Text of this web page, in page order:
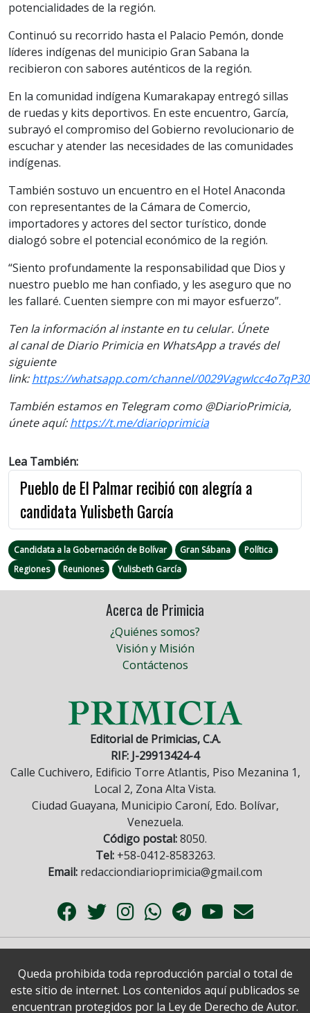
potencialidades de la región.
Continuó su recorrido hasta el Palacio Pemón, donde
líderes indígenas del municipio Gran Sabana la
recibieron con sabores auténticos de la región.
En la comunidad indígena Kumarakapay entregó sillas
de ruedas y kits deportivos. En este encuentro, García,
subrayó el compromiso del Gobierno revolucionario de
escuchar y atender las necesidades de las comunidades
indígenas.
También sostuvo un encuentro en el Hotel Anaconda
con representantes de la Cámara de Comercio,
importadores y actores del sector turístico, donde
dialogó sobre el potencial económico de la región.
“Siento profundamente la responsabilidad que Dios y
nuestro pueblo me han confiado, y les aseguro que no
les fallaré. Cuenten siempre con mi mayor esfuerzo”.
Ten la información al instante en tu celular. Únete
al canal de Diario Primicia en WhatsApp a través del
siguiente
link:https://whatsapp.com/channel/
También estamos en Telegram como @DiarioPrimicia,
únete aquí:https://t.me/diarioprimicia
Lea También:
Pueblo de El Palmar recibió con alegría a
candidata Yulisbeth García
Candidata a la Gobernación de Bolívar Gran Sábana
Política
Regiones
Reuniones Yulisbeth García
Acerca de Primicia
¿Quiénes somos?
Visión y Misión
Contáctenos
Editorial de Primicias, C.A.
RIF: J-29913424-4
Calle Cuchivero, Edificio Torre Atlantis, Piso Mezanina 1,
Local 2, Zona Alta Vista.
Ciudad Guayana, Municipio Caroní, Edo. Bolívar,
Venezuela.
Código postal:8050.
Tel:+58-0412-8583263.
Email: redacciondiarioprimicia@gmail.com
Queda prohibida toda reproducción parcial o total de
este sitio de internet. Los contenidos aquí publicados se
encuentran protegidos por la Ley de Derecho de Autor.